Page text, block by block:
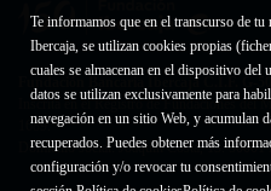
Te informamos que en el transcurso de
Ibercaja, se utilizan cookies propias
cuales se almacenan en el dispositivo del
datos se utilizan exclusivamente para
navegación en un sitio Web, y acumulan
recuperados. Puedes obtener más
configuración y/o revocar tu
Fundación Bancaria Ibercaja C.I.F. G-
Inscrita en el Registro de Fundaciones del
1689.
Domicilio social: Joaquín Costa, 13. 50001